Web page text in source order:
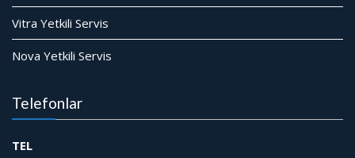
Vitra Yetkili Servis
Nova Yetkili Servis
Telefonlar
TEL